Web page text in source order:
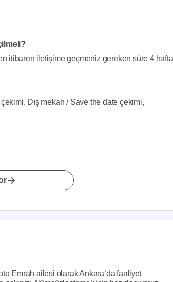
itibaren iletişime geçmeniz gereken süre 4 hafta
Dış mekan / Save the date çekimi,
Emrah ailesi olarak Ankara’da faaliyet